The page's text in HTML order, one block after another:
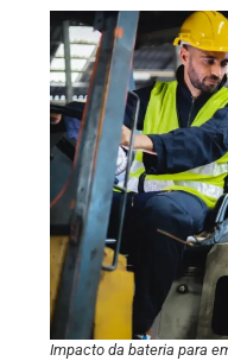
Impacto da bateria para